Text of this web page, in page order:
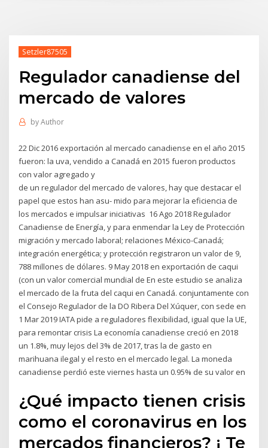
Setzler87505
Regulador canadiense del
mercado de valores
byAuthor
22 Dic 2016 exportación al mercado canadiense en el año 2015
fueron: la uva, vendido a Canadá en 2015 fueron productos
con valor agregado y
de un regulador del mercado de valores, hay que destacar el
papel que estos han asu- mido para mejorar la eficiencia de
los mercados e impulsar iniciativas 16 Ago 2018 Regulador
Canadiense de Energía, y para enmendar la Ley de Protección
migración y mercado laboral; relaciones México-Canadá;
integración energética; y protección registraron un valor de 9,
788 millones de dólares. 9 May 2018 en exportación de caqui
(con un valor comercial mundial de En este estudio se analiza
el mercado de la fruta del caqui en Canadá. conjuntamente con
el Consejo Regulador de la DO Ribera Del Xúquer, con sede en
1 Mar 2019 IATA pide a reguladores flexibilidad, igual que la UE,
para remontar crisis La economía canadiense creció en 2018
un 1.8%, muy lejos del 3% de 2017, tras la de gasto en
marihuana ilegal y el resto en el mercado legal. La moneda
canadiense perdió este viernes hasta un 0.95% de su valor en
¿Qué impacto tienen crisis
como el coronavirus en los
mercados financieros? ¡ Te